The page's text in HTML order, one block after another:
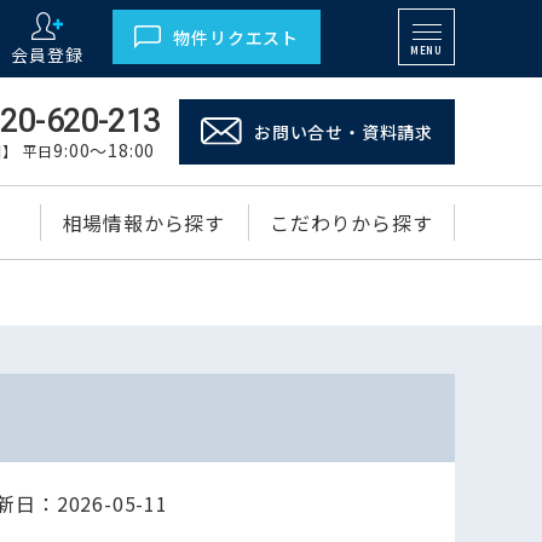
会員登録
物件リクエスト
MENU
620-213
平日9:00～18:00
お問い合せ・資料請求
相場情報から探す こだわりから探す
日：2026-05-11